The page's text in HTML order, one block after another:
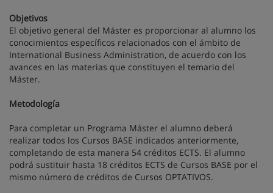
Objetivos
El objetivo general del Máster es proporcionar al alumno los
conocimientos específicos relacionados con el ámbito de
International Business Administration, de acuerdo con los
avances en las materias que constituyen el temario del
Máster.
Metodología
Para completar un Programa Máster el alumno deberá
realizar todos los Cursos BASE indicados anteriormente,
completando de esta manera 54 créditos ECTS. El alumno
podrá sustituir hasta 18 créditos ECTS de Cursos BASE por el
mismo número de créditos de Cursos OPTATIVOS.